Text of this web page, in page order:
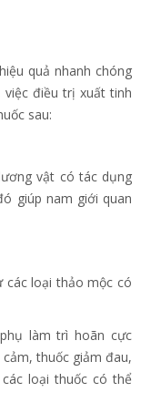
quả nhanh chóng
việc điều trị xuất tinh
sau:
vật có tác dụng
giúp nam giới quan
các loại thảo mộc có
làm trì hoãn cực
thuốc giảm đau,
loại thuốc có thể